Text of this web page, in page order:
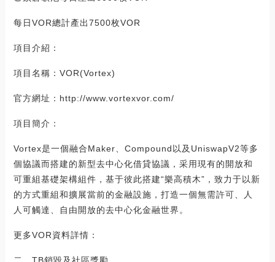
每日VOR總計產出7500枚VOR
項目介紹：
項目名稱：VOR(Vortex)
官方網址：http://www.vortexvor.com/
項目簡介：
Vortex是一個融合Maker、Compound以及UniswapV2等多
個協議而搭建的新型去中心化借貸協議，采用現有的開放和
可重組基礎架構組件，基于彼此搭建“樂高積木”，致力于以新
的方式重組和擴展當前的金融設施，打造一個無需許可、人
人可觸達、自由開放的去中心化金融世界。
更多VOR資料詳情：